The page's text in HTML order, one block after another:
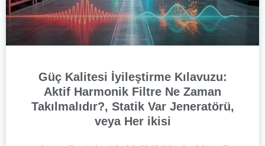
Güç Kalitesi İyileştirme Kılavuzu:
Aktif Harmonik Filtre Ne Zaman
Takılmalıdır?, Statik Var Jeneratörü,
veya Her ikisi